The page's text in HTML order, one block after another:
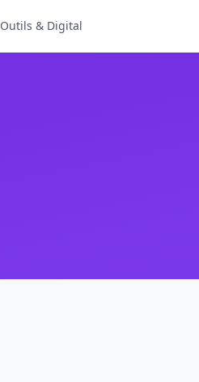
Outils & Digital